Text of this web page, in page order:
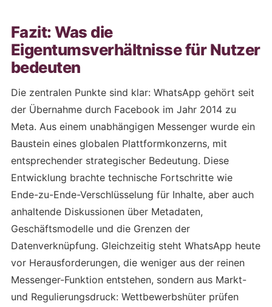
Fazit: Was die
Eigentumsverhältnisse für Nutzer
bedeuten
Die zentralen Punkte sind klar: WhatsApp gehört seit
der Übernahme durch Facebook im Jahr 2014 zu
Meta. Aus einem unabhängigen Messenger wurde ein
Baustein eines globalen Plattformkonzerns, mit
entsprechender strategischer Bedeutung. Diese
Entwicklung brachte technische Fortschritte wie
Ende-zu-Ende-Verschlüsselung für Inhalte, aber auch
anhaltende Diskussionen über Metadaten,
Geschäftsmodelle und die Grenzen der
Datenverknüpfung. Gleichzeitig steht WhatsApp heute
vor Herausforderungen, die weniger aus der reinen
Messenger-Funktion entstehen, sondern aus Markt-
und Regulierungsdruck: Wettbewerbshüter prüfen